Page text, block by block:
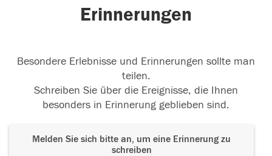
Erinnerungen
Besondere Erlebnisse und Erinnerungen sollte man
teilen.
Schreiben Sie über die Ereignisse, die Ihnen
besonders in Erinnerung geblieben sind.
Melden Sie sich bitte an, um eine Erinnerung zu
schreiben